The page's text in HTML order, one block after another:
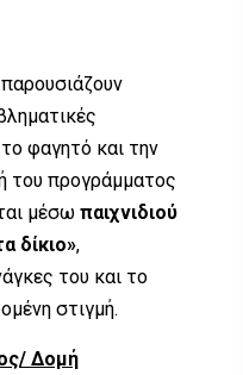
φαγητό και την
του προγράμματος
μέσω παιχνιδιού
δίκιο»,
του και το
στιγμή.
Δομή